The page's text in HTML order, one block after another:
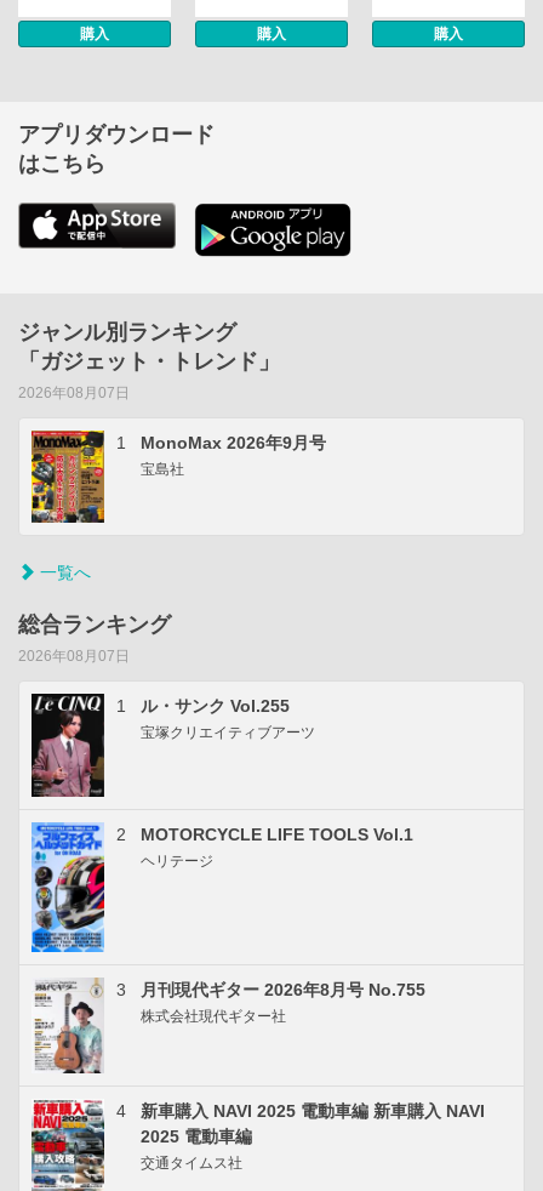
購入 購入 購入
アプリダウンロード
はこちら
ジャンル別ランキング
「ガジェット・トレンド」
2026年08月07日
1 MonoMax 2026年9月号
宝島社
一覧へ
総合ランキング
2026年08月07日
1 ル・サンク Vol.255
宝塚クリエイティブアーツ
2 MOTORCYCLE LIFE TOOLS Vol.1
ヘリテージ
3 月刊現代ギター 2026年8月号 No.755
株式会社現代ギター社
4
新車購入 NAVI 2025 電動車編 新車購入 NAVI
2025 電動車編
交通タイムス社